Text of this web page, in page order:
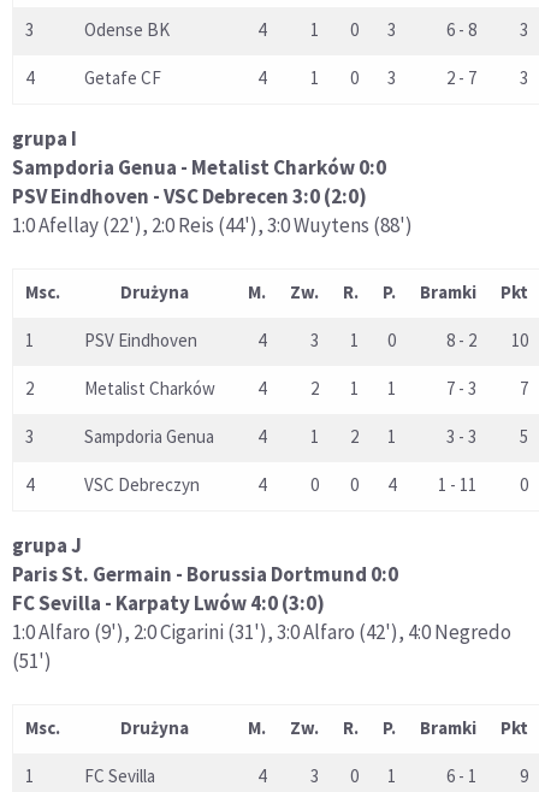
3 Odense BK 4 1 0 3 6 - 8 3
4 Getafe CF 4 1 0 3 2 - 7 3
grupa I
Sampdoria Genua - Metalist Charków 0:0
PSV Eindhoven - VSC Debrecen 3:0 (2:0)
1:0 Afellay (22'), 2:0 Reis (44'), 3:0 Wuytens (88')
Msc. Drużyna M. Zw. R. P. Bramki Pkt
1 PSV Eindhoven 4 3 1 0 8 - 2 10
2 Metalist Charków 4 2 1 1 7 - 3 7
3 Sampdoria Genua 4 1 2 1 3 - 3 5
4 VSC Debreczyn 4 0 0 4 1 - 11 0
grupa J
Paris St. Germain - Borussia Dortmund 0:0
FC Sevilla - Karpaty Lwów 4:0 (3:0)
1:0 Alfaro (9'), 2:0 Cigarini (31'), 3:0 Alfaro (42'), 4:0 Negredo
(51')
Msc. Drużyna M. Zw. R. P. Bramki Pkt
1 FC Sevilla 4 3 0 1 6 - 1 9